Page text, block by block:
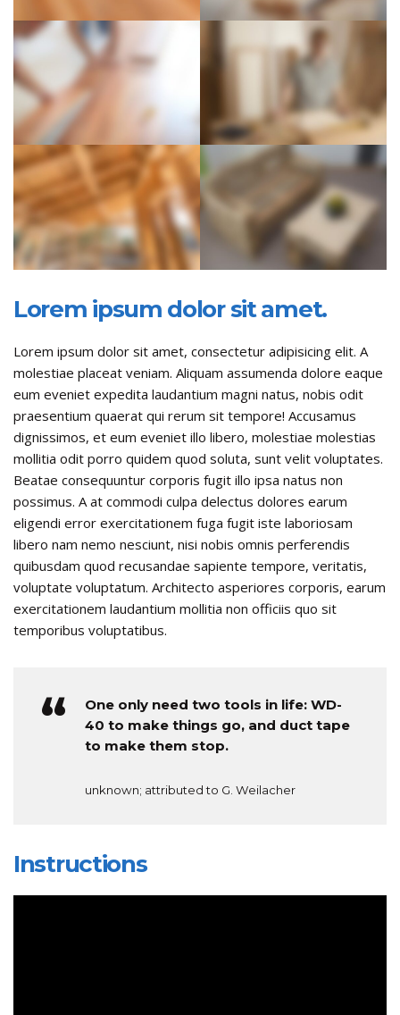
Lorem ipsum dolor sit amet.
Lorem ipsum dolor sit amet, consectetur adipisicing elit. A
molestiae placeat veniam. Aliquam assumenda dolore eaque
eum eveniet expedita laudantium magni natus, nobis odit
praesentium quaerat qui rerum sit tempore! Accusamus
dignissimos, et eum eveniet illo libero, molestiae molestias
mollitia odit porro quidem quod soluta, sunt velit voluptates.
Beatae consequuntur corporis fugit illo ipsa natus non
possimus. A at commodi culpa delectus dolores earum
eligendi error exercitationem fuga fugit iste laboriosam
libero nam nemo nesciunt, nisi nobis omnis perferendis
quibusdam quod recusandae sapiente tempore, veritatis,
voluptate voluptatum. Architecto asperiores corporis, earum
exercitationem laudantium mollitia non officiis quo sit
temporibus voluptatibus.
One only need two tools in life: WD-
40 to make things go, and duct tape
to make them stop.
unknown; attributed to G. Weilacher
Instructions